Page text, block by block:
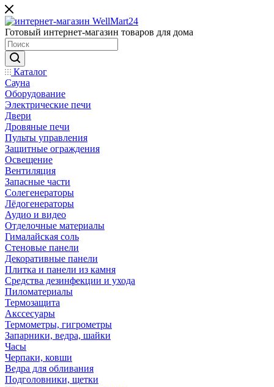
Готовый интернет-магазин товаров для дома
Каталог
Сауна
Оборудование
Электрические печи
Двери
Дровяные печи
Пульты управления
Защитные ограждения
Освещение
Вентиляция
Запасные части
Солегенераторы
Лёдогенераторы
Аудио и видео
Отделочные материалы
Гималайская соль
Стеновые панели
Декоративные панели
Плитка и панели из камня
Средства дезинфекции и ухода
Пиломатериалы
Термозащита
Аксcесуары
Термометры, гигрометры
Запарники, ведра, шайки
Часы
Черпаки, ковши
Ведра для обливания
Подголовники, щетки